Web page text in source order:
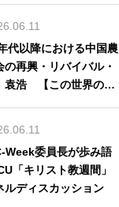
代以降における中国農
の再興・リバイバル・
浩 【この世界の片
Week委員長が歩み語
「キリスト教週間」
ルディスカッション